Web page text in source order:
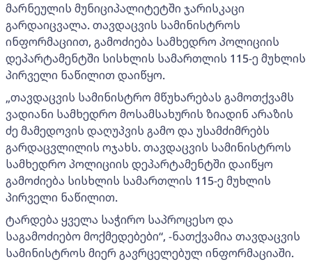
მარნეულის მუნიციპალიტეტში ჯარისკაცი
გარდაიცვალა. თავდაცვის სამინისტროს
ინფორმაციით, გამოძიება სამხედრო პოლიციის
დეპარტამენტში სისხლის სამართლის 115-ე მუხლის
პირველი ნაწილით დაიწყო.
„თავდაცვის სამინისტრო მწუხარებას გამოთქვამს
ვადიანი სამხედრო მოსამსახურის ზიადინ არაზის
ძე მამედოვის დაღუპვის გამო და უსამძიმრებს
გარდაცვლილის ოჯახს. თავდაცვის სამინისტროს
სამხედრო პოლიციის დეპარტამენტში დაიწყო
გამოძიება სისხლის სამართლის 115-ე მუხლის
პირველი ნაწილით.
ტარდება ყველა საჭირო საპროცესო და
საგამოძიებო მოქმედებები“, -ნათქვამია თავდაცვის
სამინისტროს მიერ გავრცელებულ ინფორმაციაში.